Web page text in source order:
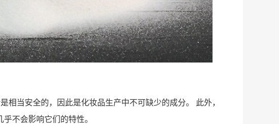
相当安全的，因此是化妆品生产中不可缺少的成分。 此外，
不会影响它们的特性。